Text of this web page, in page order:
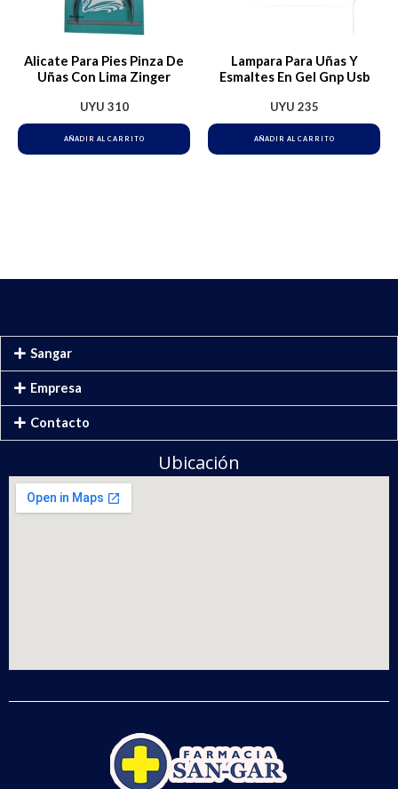
Alicate Para Pies Pinza De
Uñas Con Lima Zinger
UYU 310
AÑADIR AL CARRITO
Lampara Para Uñas Y
Esmaltes En Gel Gnp Usb
UYU 235
AÑADIR AL CARRITO
Sangar
Empresa
Contacto
Ubicación